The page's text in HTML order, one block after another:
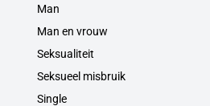
Man
Man en vrouw
Seksualiteit
Seksueel misbruik
Single